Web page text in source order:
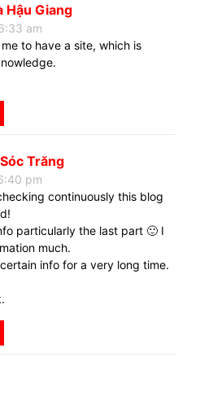
Hậu Giang
am
to have a site, which is
Trăng
pm
continuously this blog
particularly the last part 🙂 I
much.
info for a very long time.